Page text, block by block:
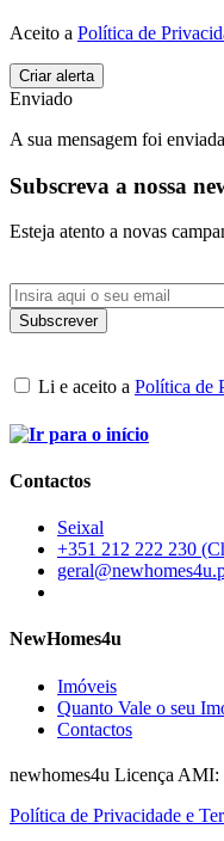
Aceito a Política de
Enviado
A sua mensagem foi
Subscreva a nossa
Esteja atento a novas
Li e aceito a Política de
Contactos
Seixal
+351 212 222 230
NewHomes4u
Imóveis
Quanto Vale o seu
Contactos
newhomes4u Licença AMI:
Política de Privacidade e